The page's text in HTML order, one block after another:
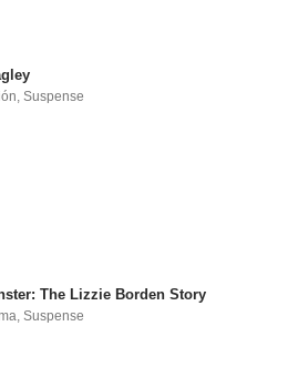
,Suspense
The Lizzie Borden Story
,Suspense